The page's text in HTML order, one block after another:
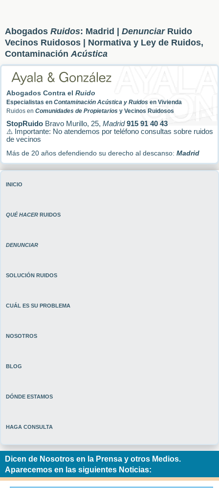
Abogados Ruidos: Madrid | DenunciarRuido
Vecinos Ruidosos | Normativa y Ley de Ruidos,
ContaminaciónAcústica
Abogados Contra el Ruido
Especialistas en Contaminación Acústica y Ruidos en Vivienda
Ruidos en Comunidades de Propietarios y Vecinos Ruidosos
StopRuido Bravo Murillo, 25, Madrid 915 91 40 43
⚠️ Importante: No atendemos por teléfono consultas sobre ruidos
de vecinos
Más de 20 años defendiendo su derecho al descanso: Madrid
INICIO
QUÉ HACER RUIDOS
DENUNCIAR
SOLUCIÓN RUIDOS
CUÁL ES SU PROBLEMA
NOSOTROS
BLOG
DÓNDE ESTAMOS
HAGA CONSULTA
Dicen de Nosotros en la Prensa y otros Medios.
Aparecemos en las siguientes Noticias: